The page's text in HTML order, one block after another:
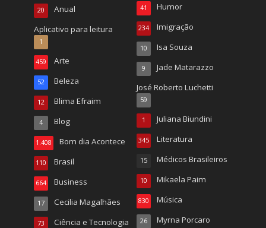
Anual
20
Aplicativo para leitura
1
Arte
459
Beleza
52
Blima Efraim
12
Blog
4
Bom dia Acontece
1.408
Brasil
110
Business
664
Cecilia Magalhães
17
Ciência e Tecnologia
73
Humor
41
Imigração
234
Isa Souza
10
Jade Matarazzo
9
José Roberto Luchetti
59
Juliana Biundini
1
Literatura
345
Médicos Brasileiros
15
Mikaela Paim
10
Música
830
Myrna Porcaro
26